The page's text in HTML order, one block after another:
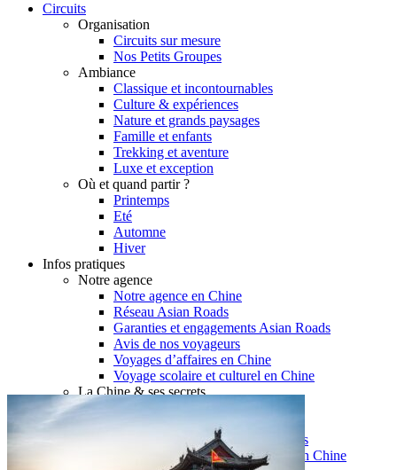
Circuits
Organisation
Circuits sur mesure
Nos Petits Groupes
Ambiance
Classique et incontournables
Culture & expériences
Nature et grands paysages
Famille et enfants
Trekking et aventure
Luxe et exception
Où et quand partir ?
Printemps
Eté
Automne
Hiver
Infos pratiques
Notre agence
Notre agence en Chine
Réseau Asian Roads
Garanties et engagements Asian Roads
Avis de nos voyageurs
Voyages d’affaires en Chine
Voyage scolaire et culturel en Chine
La Chine & ses secrets
Présentation de la Chine
Cuisines de Chine
Les Minorités Ethniques Chinoises
Fêtes traditionnelles & vacances en Chine